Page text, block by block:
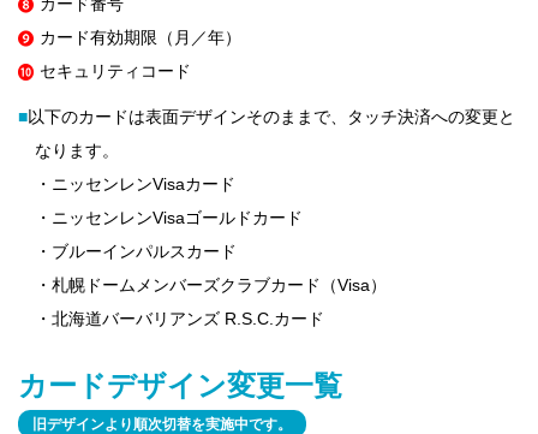
カード有効期限（月／年）
セキュリティコード
■以下のカードは表面デザインそのままで、タッチ決済への変更と
なります。
・ニッセンレンVisaカード
・ニッセンレンVisaゴールドカード
・ブルーインパルスカード
・札幌ドームメンバーズクラブカード（Visa）
・北海道バーバリアンズ R.S.C.カード
カードデザイン変更一覧
旧デザインより順次切替を実施中です。